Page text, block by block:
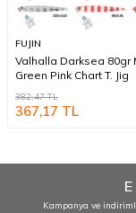
FUJIN
Valhalla Darksea 80gr
Green Pink Chart T. Jig
382,47TL
367,17 TL
Kampanya ve